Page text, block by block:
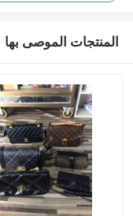
المنتجات الموصى بها